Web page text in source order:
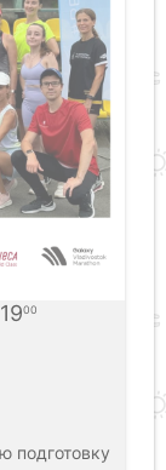
1900
подготовку